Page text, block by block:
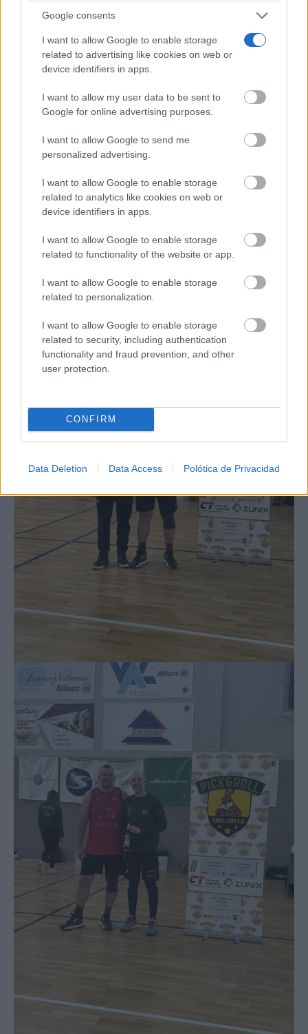
Google consents
I want to allow Google to enable storage
related to advertising like cookies on web or
device identifiers in apps.
I want to allow my user data to be sent to
Google for online advertising purposes.
I want to allow Google to send me
personalized advertising.
I want to allow Google to enable storage
related to analytics like cookies on web or
device identifiers in apps.
I want to allow Google to enable storage
related to functionality of the website or app.
I want to allow Google to enable storage
related to personalization.
I want to allow Google to enable storage
related to security, including authentication
functionality and fraud prevention, and other
user protection.
CONFIRM
Data Deletion Data Access Polótica de Privacidad